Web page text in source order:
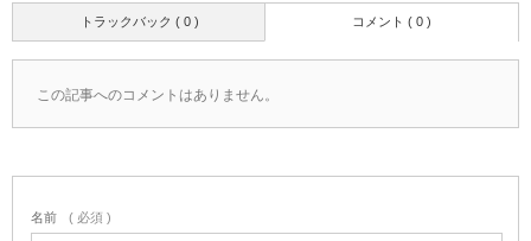
トラックバック ( 0 ) コメント ( 0 )
この記事へのコメントはありません。
名前 ( 必須 )